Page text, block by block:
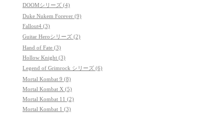
DOOMシリーズ (4)
Duke Nukem Forever (9)
Fallout4 (3)
Guitar Heroシリーズ (2)
Hand of Fate (3)
Hollow Knight (3)
Legend of Grimrock シリーズ (6)
Mortal Kombat 9 (8)
Mortal Kombat X (5)
Mortal Kombat 11 (2)
Mortal Kombat 1 (3)